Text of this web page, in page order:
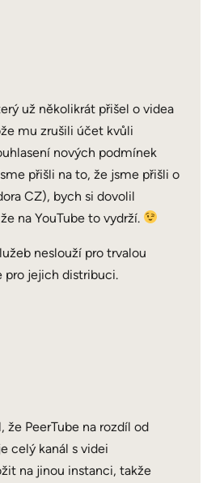
už několikrát přišel o videa
mu zrušili účet kvůli
nových podmínek
přišli na to, že jsme přišli o
CZ), bych si dovolil
na YouTube to vydrží.
neslouží pro trvalou
pro jejich distribuci.
že PeerTube na rozdíl od
celý kanál s videi
na jinou instanci, takže